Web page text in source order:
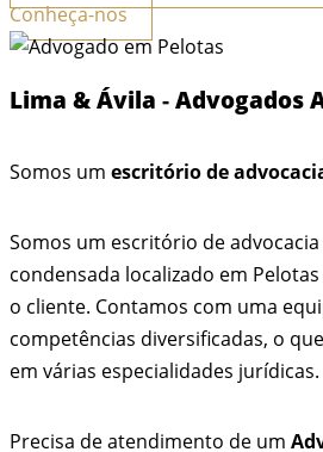
Conheça-nos
Lima & Ávila - Advogados
Somos um escritório de
Somos um escritório de
condensada localizado em
o cliente. Contamos com uma
competências diversificadas, o
em várias especialidades jurídicas.
Precisa de atendimento de um